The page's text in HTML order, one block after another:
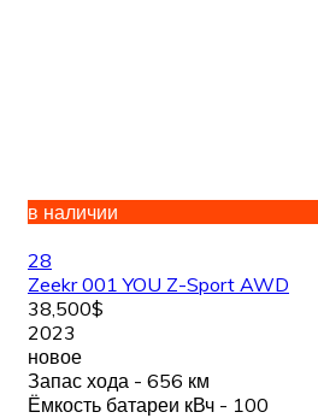
в наличии
28
Zeekr 001 YOU Z-Sport AWD
38,500$
2023
новое
Запас хода - 656 км
Ёмкость батареи кВч - 100